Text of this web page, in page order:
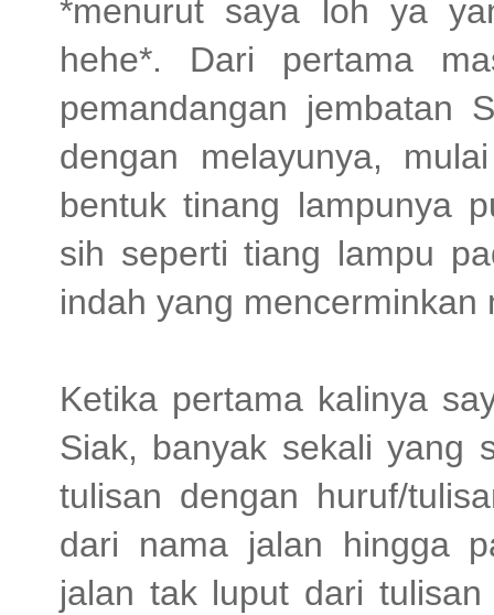
*menurut saya loh ya
hehe*. Dari pertama
pemandangan jembatan
dengan melayunya,
bentuk tinang lampunya
sih seperti tiang lampu
indah yang mencerminkan
Ketika pertama kalinya
Siak, banyak sekali yang
tulisan dengan huruf/
dari nama jalan hingga
jalan tak luput dari